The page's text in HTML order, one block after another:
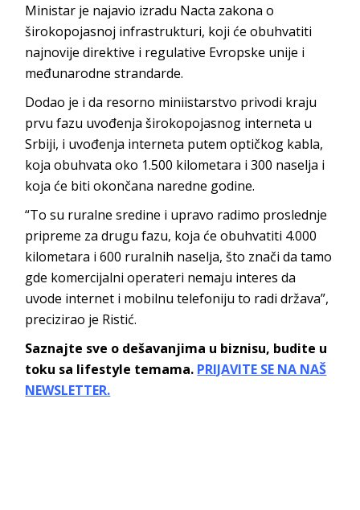
Ministar je najavio izradu Nacta zakona o
širokopojasnoj infrastrukturi, koji će obuhvatiti
najnovije direktive i regulative Evropske unije i
međunarodne strandarde.
Dodao je i da resorno miniistarstvo privodi kraju
prvu fazu uvođenja širokopojasnog interneta u
Srbiji, i uvođenja interneta putem optičkog kabla,
koja obuhvata oko 1.500 kilometara i 300 naselja i
koja će biti okončana naredne godine.
“To su ruralne sredine i upravo radimo proslednje
pripreme za drugu fazu, koja će obuhvatiti 4.000
kilometara i 600 ruralnih naselja, što znači da tamo
gde komercijalni operateri nemaju interes da
uvode internet i mobilnu telefoniju to radi država”,
precizirao je Ristić.
Saznajte sve o dešavanjima u biznisu, budite u
toku sa lifestyle temama. PRIJAVITE SE NA NAŠ
NEWSLETTER.